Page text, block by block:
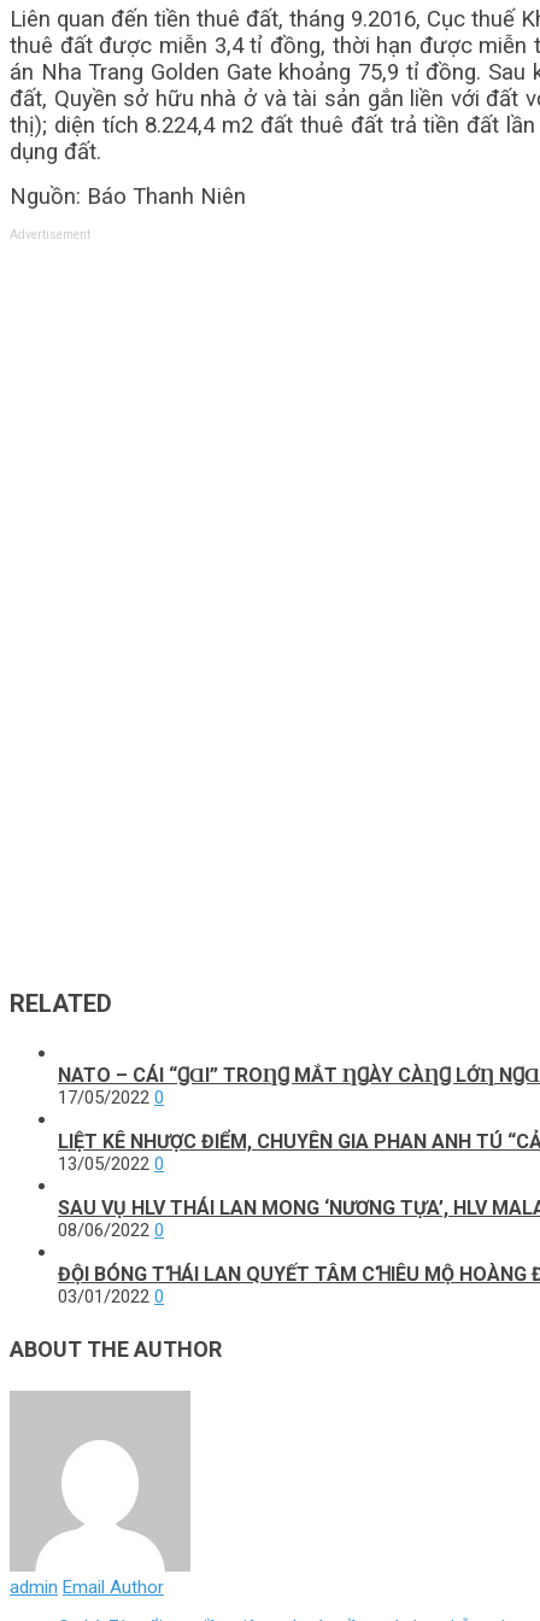
Liên quan đến tiền thuê đất, tháng 9.2016, Cục thuế
thuê đất được miễn 3,4 tỉ đồng, thời hạn được miễn
án Nha Trang Golden Gate khoảng 75,9 tỉ đồng.
đất, Quyền sở hữu nhà ở và tài sản gắn liền với đất
thị); diện tích 8.224,4 m2 đất thuê đất trả tiền đất
dụng đất.
Nguồn: Báo Thanh Niên
Advertisement
RELATED
NATO – CÁΙ “ꞬⱭΙ” ТROȠꞬ MẮТ ȠꞬÀY CÀȠꞬ LỚȠ NꞬⱭ
17/05/2022 0
LIỆT KÊ NHƯỢC ĐIỂM, CHUYÊN GIA PHAN ANH TÚ
13/05/2022 0
SAU VỤ HLV THÁI LAN MONG ‘NƯƠNG TỰA’, HLV
08/06/2022 0
ĐỘI BÓNG TꞪÁI LAN QUYẾT TÂM CꞪIÊU MỘ HOÀNG
03/01/2022 0
ABOUT THE AUTHOR
admin Email Author